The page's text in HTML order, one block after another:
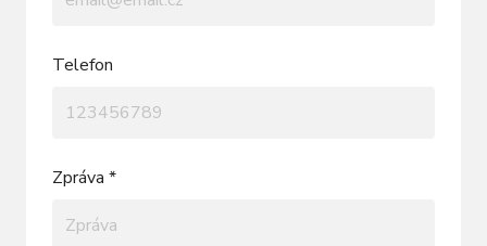
Telefon
Zpráva *